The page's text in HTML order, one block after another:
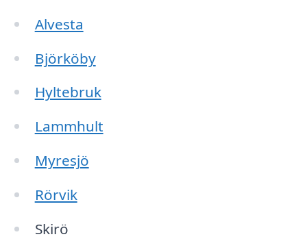
Alvesta
Björköby
Hyltebruk
Lammhult
Myresjö
Rörvik
Skirö